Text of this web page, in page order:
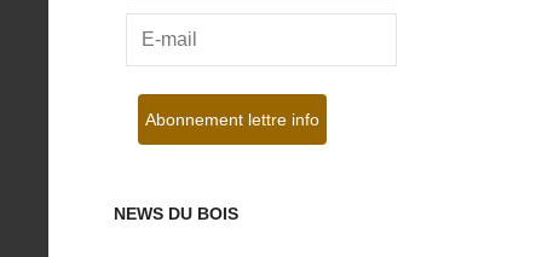
NEWS DU BOIS